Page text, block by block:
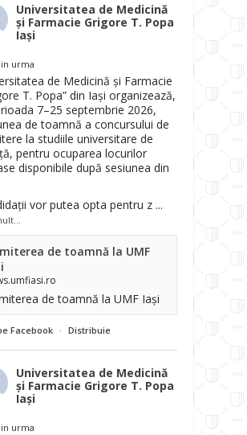
Universitatea de Medicină
și Farmacie Grigore T. Popa
Iași
urma
de Medicină și Farmacie
T. Popa” din Iași organizează,
7–25 septembrie 2026,
de toamnă a concursului de
la studiile universitare de
pentru ocuparea locurilor
disponibile după sesiunea din
vor putea opta pentru z ...
de toamnă la UMF
de toamnă la UMF Iași
Facebook · Distribuie
Universitatea de Medicină
și Farmacie Grigore T. Popa
Iași
urma